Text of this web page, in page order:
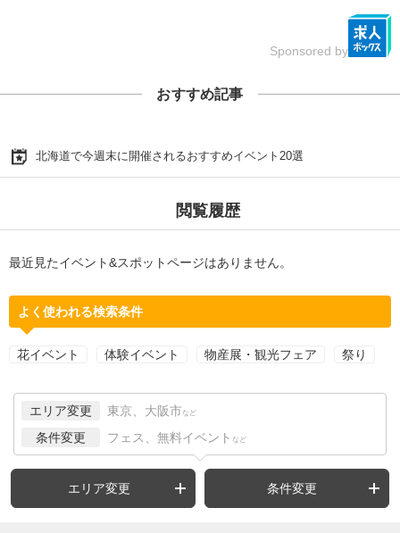
Sponsored by
おすすめ記事
北海道で今週末に開催されるおすすめイベント20選
閲覧履歴
最近見たイベント&スポットページはありません。
よく使われる検索条件
花イベント 体験イベント 物産展・観光フェア 祭り
エリア変更 東京、大阪市 など
条件変更 フェス、無料イベント など
エリア変更 条件変更